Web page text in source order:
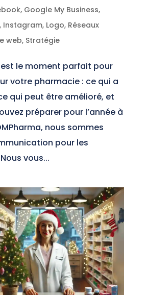
, Google My Business,
Instagram, Logo, Réseaux
web, Stratégie
est le moment parfait pour
votre pharmacie : ce qui a
qui peut être amélioré, et
préparer pour l’année à
nous sommes
pour les
vous...